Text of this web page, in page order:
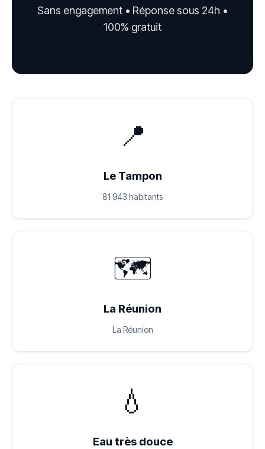
Sans engagement • Réponse sous 24h •
100% gratuit
📍
Le Tampon
81 943 habitants
🗺️
La Réunion
La Réunion
💧
Eau très douce